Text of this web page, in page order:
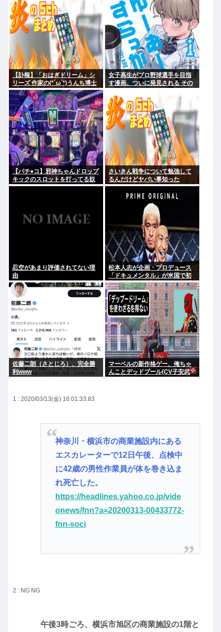
【訃報】「おはぎドリーム」シ
リーズ 作家の(*´ω`*)うんち博士
さん死去 64歳
女子高生がプロ野球選手を目指
す漫画、ついに発見される その
【パチ●コ】邪神ちゃんドロップ
キックのスロットを打ってる奴
がヤバすぎてワロタ
さいきん戦争について勉強して
るんだけどヤバい事知った
忍空があまり評価されてない理
由
松本人志が企画・プロデュース
「ドキュメンタル」が米国で初
制作決定 シンプルな設定に国境
超えた支持
佐藤二朗（さとじろ）、完全勝
利www
マーベルの新作格ゲー、俺ちゃ
んことデッドプール(CV子安武
1 : 2020/03/13(金) 16:01:33.83
神奈川・横浜市の商業施設内にある
エスカレーターで12日午後、点検中
に42歳の男性作業員が体を巻き込ま
れ死亡した。
https://headlines.yahoo.co.jp/vide
onews/fnn?a=20200313-00433772-
fnn-soci
2 : NG NG
午後3時ごろ、横浜市旭区の商業施設の1階と